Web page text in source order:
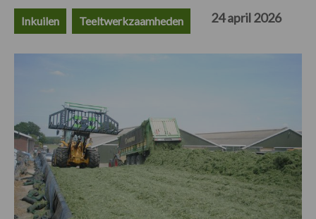
Inkuilen Teeltwerkzaamheden 24 april 2026